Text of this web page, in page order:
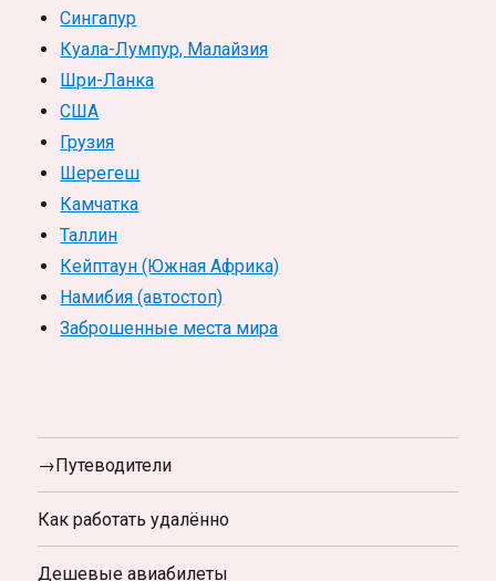
Сингапур
Куала-Лумпур, Малайзия
Шри-Ланка
США
Грузия
Шерегеш
Камчатка
Таллин
Кейптаун (Южная Африка)
Намибия (автостоп)
Заброшенные места мира
→Путеводители
Как работать удалённо
Дешевые авиабилеты